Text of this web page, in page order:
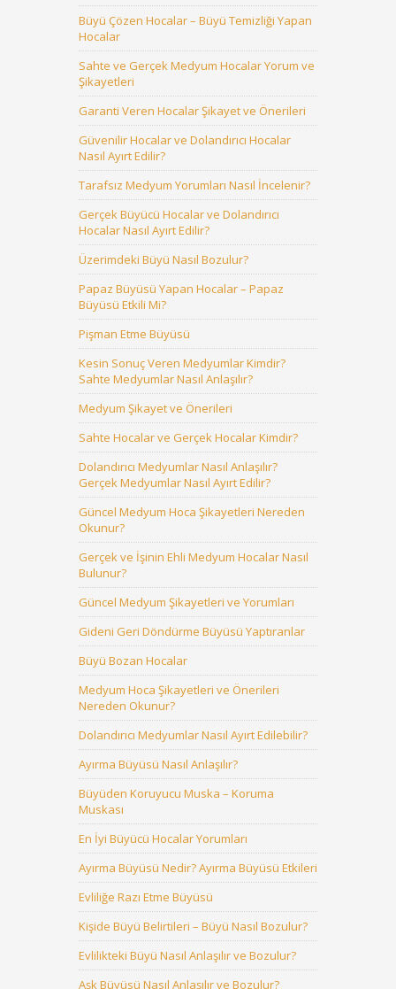
Büyü Çözen Hocalar – Büyü Temizliği Yapan
Hocalar
Sahte ve Gerçek Medyum Hocalar Yorum ve
Şikayetleri
Garanti Veren Hocalar Şikayet ve Önerileri
Güvenilir Hocalar ve Dolandırıcı Hocalar
Nasıl Ayırt Edilir?
Tarafsız Medyum Yorumları Nasıl İncelenir?
Gerçek Büyücü Hocalar ve Dolandırıcı
Hocalar Nasıl Ayırt Edilir?
Üzerimdeki Büyü Nasıl Bozulur?
Papaz Büyüsü Yapan Hocalar – Papaz
Büyüsü Etkili Mi?
Pişman Etme Büyüsü
Kesin Sonuç Veren Medyumlar Kimdir?
Sahte Medyumlar Nasıl Anlaşılır?
Medyum Şikayet ve Önerileri
Sahte Hocalar ve Gerçek Hocalar Kimdir?
Dolandırıcı Medyumlar Nasıl Anlaşılır?
Gerçek Medyumlar Nasıl Ayırt Edilir?
Güncel Medyum Hoca Şikayetleri Nereden
Okunur?
Gerçek ve İşinin Ehli Medyum Hocalar Nasıl
Bulunur?
Güncel Medyum Şikayetleri ve Yorumları
Gideni Geri Döndürme Büyüsü Yaptıranlar
Büyü Bozan Hocalar
Medyum Hoca Şikayetleri ve Önerileri
Nereden Okunur?
Dolandırıcı Medyumlar Nasıl Ayırt Edilebilir?
Ayırma Büyüsü Nasıl Anlaşılır?
Büyüden Koruyucu Muska – Koruma
Muskası
En İyi Büyücü Hocalar Yorumları
Ayırma Büyüsü Nedir? Ayırma Büyüsü Etkileri
Evliliğe Razı Etme Büyüsü
Kişide Büyü Belirtileri – Büyü Nasıl Bozulur?
Evlilikteki Büyü Nasıl Anlaşılır ve Bozulur?
Aşk Büyüsü Nasıl Anlaşılır ve Bozulur?